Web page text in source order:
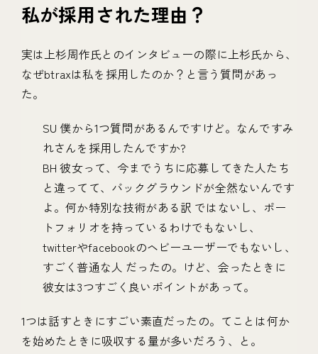
私が採用された理由？
実は上杉周作氏とのインタビューの際に上杉氏から、
なぜbtraxは私を採用したのか？と言う質問があっ
た。
SU 僕から1つ質問があるんですけど。なんですみ
れさんを採用したんですか?
BH 彼女って、今までうちに応募してきた人たち
と違ってて、バックグラウンドが全然ないんです
よ。何か特別な技術がある訳 ではないし、ポー
トフォリオを持っているわけでもないし、
twitterやfacebookのヘビーユーザーでもないし、
すごく普通な人 だったの。けど、会ったときに
彼女は3つすごく良いポイントがあって。
1つは話すときにすごい素直だったの。てことは何か
を始めたときに吸収する量が多いだろう、と。